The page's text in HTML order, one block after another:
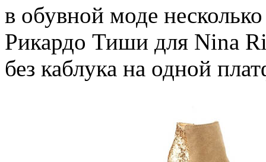
в обувной моде
Рикардо Тиши для Nina
без каблука на одной